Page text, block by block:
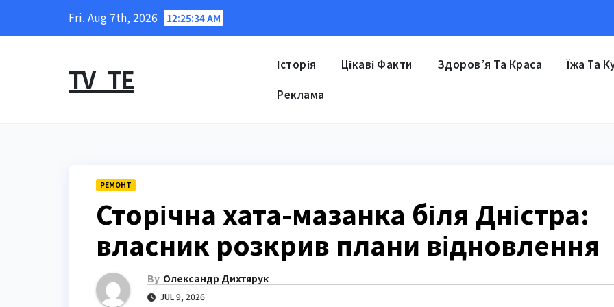
Fri. Aug 7th, 2026 12:25:35 AM
TV_TE Історія Цікаві Факти Здоров’я Та Краса Їжа Та
Реклама
РЕМОНТ
Сторічна хата-мазанка біля Дністра:
власник розкрив плани відновлення
By Олександр Дихтярук
JUL 9, 2026